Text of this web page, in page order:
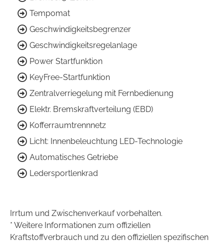
Tempomat
Geschwindigkeitsbegrenzer
Geschwindigkeitsregelanlage
Power Startfunktion
KeyFree-Startfunktion
Zentralverriegelung mit Fernbedienung
Elektr. Bremskraftverteilung (EBD)
Kofferraumtrennnetz
Licht: Innenbeleuchtung LED-Technologie
Automatisches Getriebe
Ledersportlenkrad
Irrtum und Zwischenverkauf vorbehalten.
* Weitere Informationen zum offiziellen
Kraftstoffverbrauch und zu den offiziellen spezifischen